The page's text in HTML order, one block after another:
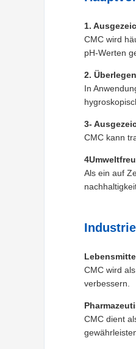
1.
CMC wird
pH-Werten
2.
In
3-
CMC kann
Als ein auf
CMC wird
verbessern.
CMC dient